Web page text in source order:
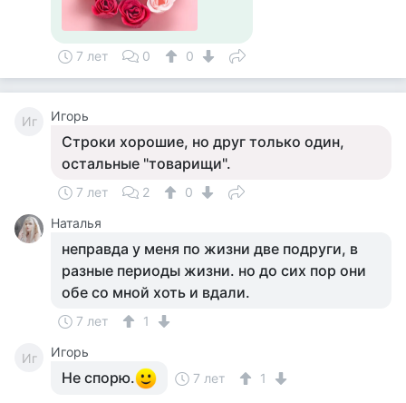
7 лет 0 0
Иг Игорь
Строки хорошие, но друг только один,
остальные "товарищи".
7 лет 2
0
Наталья
неправда у меня по жизни две подруги, в
разные периоды жизни. но до сих пор они
обе со мной хоть и вдали.
7 лет 1
Иг Игорь
Не спорю. 7 лет 1